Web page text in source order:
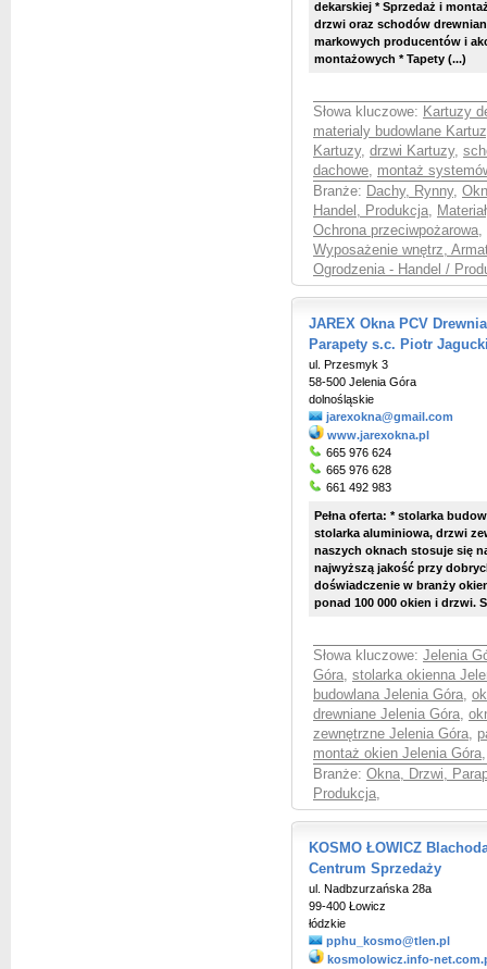
dekarskiej * Sprzedaż i
drzwi oraz schodów
markowych producentów i
montażowych * Tapety (...)
Słowa kluczowe: Kartuzy
materialy budowlane
Kartuzy, drzwi Kartuzy,
dachowe, montaż
Branże: Dachy, Rynny,
Handel, Produkcja,
Ochrona przeciwpożarowa,
Wyposażenie wnętrz,
Ogrodzenia - Handel /
JAREX Okna PCV
Parapety s.c. Piotr
ul. Przesmyk 3
58-500 Jelenia Góra
dolnośląskie
jarexokna@gmail.com
www.jarexokna.pl
665 976 624
665 976 628
661 492 983
Pełna oferta: * stolarka
stolarka aluminiowa, drzwi
naszych oknach stosuje się
najwyższą jakość przy
doświadczenie w branży
ponad 100 000 okien i drzwi.
Słowa kluczowe: Jelenia
Góra, stolarka okienna
budowlana Jelenia Góra,
drewniane Jelenia Góra,
zewnętrzne Jelenia Góra,
montaż okien Jelenia Góra,
Branże: Okna, Drzwi,
Produkcja,
KOSMO ŁOWICZ
Centrum Sprzedaży
ul. Nadbzurzańska 28a
99-400 Łowicz
łódzkie
pphu_kosmo@tlen.pl
kosmolowicz.info-